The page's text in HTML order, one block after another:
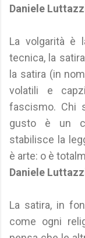
Daniele
La volgarità è
tecnica, la
la satira (in
volatili e
fascismo. Chi
gusto è un
stabilisce la
è arte: o è
Daniele
La satira, in
come ogni